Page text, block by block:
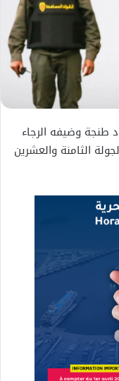
مواجهة اتحاد طنجة وضيفه الرجاء
الثامنة والعشرين